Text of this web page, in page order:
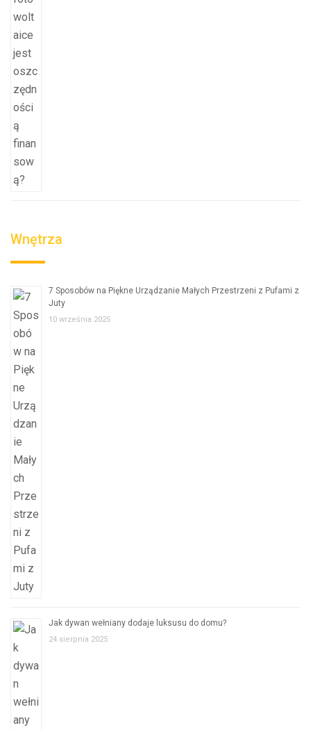
Wnętrza
7 Sposobów na Piękne Urządzanie Małych Przestrzeni z Pufami z
Juty
10 września 2025
Jak dywan wełniany dodaje luksusu do domu?
24 sierpnia 2025